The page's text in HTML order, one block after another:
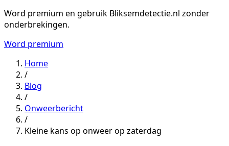
Word premium en gebruik Bliksemdetectie.nl zonder
onderbrekingen.
Word premium
Home
/
Blog
/
Onweerbericht
/
Kleine kans op onweer op zaterdag